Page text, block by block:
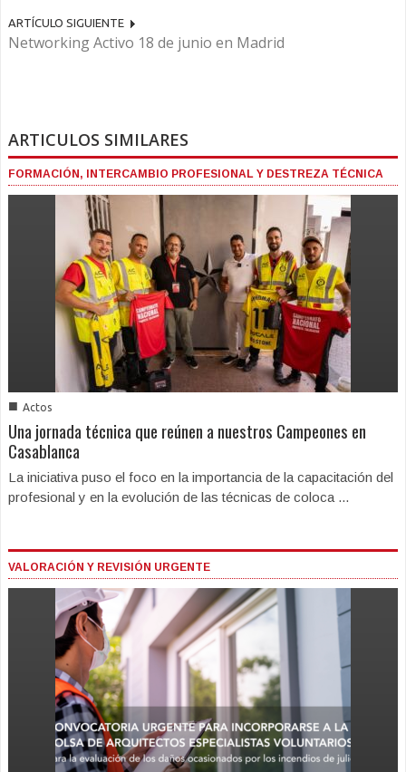
ARTÍCULO SIGUIENTE
Networking Activo 18 de junio en Madrid
ARTICULOS SIMILARES
FORMACIÓN, INTERCAMBIO PROFESIONAL Y DESTREZA TÉCNICA
■ Actos
Una jornada técnica que reúnen a nuestros Campeones en
Casablanca
La iniciativa puso el foco en la importancia de la capacitación del
profesional y en la evolución de las técnicas de coloca ...
VALORACIÓN Y REVISIÓN URGENTE